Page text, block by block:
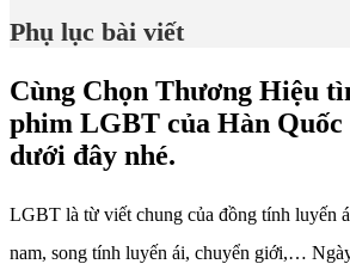
Phụ lục bài viết
Cùng Chọn Thương Hiệu
phim LGBT của Hàn Quốc
dưới đây nhé.
LGBT là từ viết chung của đồng tính luyến
nam, song tính luyến ái, chuyển giới,…